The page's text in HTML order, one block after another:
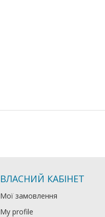
ВЛАСНИЙ КАБІНЕТ
Мої замовлення
My profile